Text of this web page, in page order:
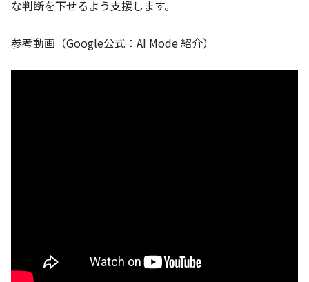
な判断を下せるよう支援します。
参考動画（Google公式：AI Mode 紹介）